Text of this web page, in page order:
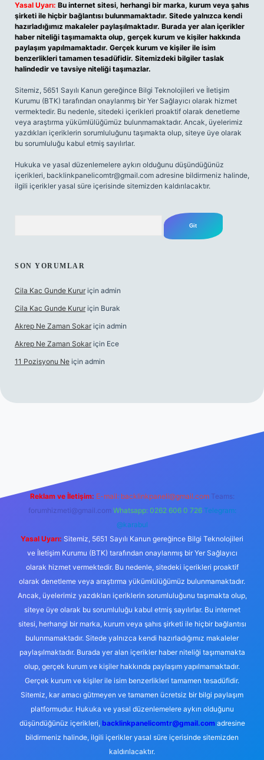
Yasal Uyarı: Bu internet sitesi, herhangi bir marka, kurum veya şahıs
şirketi ile hiçbir bağlantısı bulunmamaktadır. Sitede yalnızca kendi
hazırladığımız makaleler paylaşılmaktadır. Burada yer alan içerikler
haber niteliği taşımamakta olup, gerçek kurum ve kişiler hakkında
paylaşım yapılmamaktadır. Gerçek kurum ve kişiler ile isim
benzerlikleri tamamen tesadüfidir. Sitemizdeki bilgiler taslak
halindedir ve tavsiye niteliği taşımazlar.
Sitemiz, 5651 Sayılı Kanun gereğince Bilgi Teknolojileri ve İletişim
Kurumu (BTK) tarafından onaylanmış bir Yer Sağlayıcı olarak hizmet
vermektedir. Bu nedenle, sitedeki içerikleri proaktif olarak denetleme
veya araştırma yükümlülüğümüz bulunmamaktadır. Ancak, üyelerimiz
yazdıkları içeriklerin sorumluluğunu taşımakta olup, siteye üye olarak
bu sorumluluğu kabul etmiş sayılırlar.
Hukuka ve yasal düzenlemelere aykırı olduğunu düşündüğünüz
içerikleri, backlinkpanelicomtr@gmail.com adresine bildirmeniz halinde,
ilgili içerikler yasal süre içerisinde sitemizden kaldırılacaktır.
SON YORUMLAR
Cila Kac Gunde Kurur için admin
Cila Kac Gunde Kurur için Burak
Akrep Ne Zaman Sokar için admin
Akrep Ne Zaman Sokar için Ece
11 Pozisyonu Ne için admin
Reklam ve İletişim: E-mail: backlinkpaneli@gmail.com Teams:
forumhizmeti@gmail.com Whatsapp: 0262 606 0 726 Telegram:
@karabul
Yasal Uyarı: Sitemiz, 5651 Sayılı Kanun gereğince Bilgi Teknolojileri
ve İletişim Kurumu (BTK) tarafından onaylanmış bir Yer Sağlayıcı
olarak hizmet vermektedir. Bu nedenle, sitedeki içerikleri proaktif
olarak denetleme veya araştırma yükümlülüğümüz bulunmamaktadır.
Ancak, üyelerimiz yazdıkları içeriklerin sorumluluğunu taşımakta olup,
siteye üye olarak bu sorumluluğu kabul etmiş sayılırlar. Bu internet
sitesi, herhangi bir marka, kurum veya şahıs şirketi ile hiçbir bağlantısı
bulunmamaktadır. Sitede yalnızca kendi hazırladığımız makaleler
paylaşılmaktadır. Burada yer alan içerikler haber niteliği taşımamakta
olup, gerçek kurum ve kişiler hakkında paylaşım yapılmamaktadır.
Gerçek kurum ve kişiler ile isim benzerlikleri tamamen tesadüfidir.
Sitemiz, kar amacı gütmeyen ve tamamen ücretsiz bir bilgi paylaşım
platformudur. Hukuka ve yasal düzenlemelere aykırı olduğunu
düşündüğünüz içerikleri, backlinkpanelicomtr@gmail.comadresine
bildirmeniz halinde, ilgili içerikler yasal süre içerisinde sitemizden
kaldırılacaktır.